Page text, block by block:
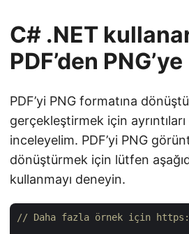
C# .NET
PDF’den PNG’ye
PDF’yi PNG formatına
gerçekleştirmek için ayrıntıları
inceleyelim. PDF’yi PNG
dönüştürmek için lütfen
kullanmayı deneyin.
// Daha fazla örnek için